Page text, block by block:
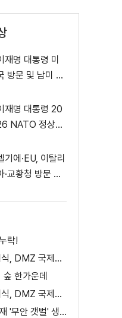
재명 대통령 미
방문 및 남미 3
미
재명 대통령 20
NATO 정상회
방문 성과와 의
기에·EU, 이탈리
·교황청 방문 및
과와 의미
락!
한여름 밤 물들인 클래식, DMZ 국제음악제 성황
한가운데
한여름 밤 물들인 클래식, DMZ 국제음악제 성황
세계자연유산 추가 등재 '무안 갯벌' 생태 체험